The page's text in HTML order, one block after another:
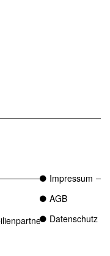
in Essen.
Impressum
AGB
Datenschutz